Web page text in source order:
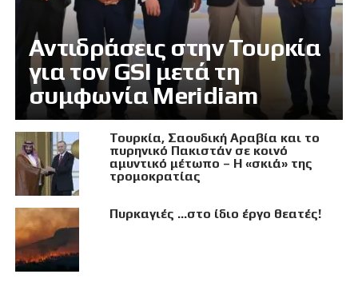
Αντιδράσεις στην Τουρκία
για τον GSI μετά τη
συμφωνία Meridiam
Τουρκία, Σαουδική Αραβία και το
πυρηνικό Πακιστάν σε κοινό
αμυντικό μέτωπο – Η «σκιά» της
τρομοκρατίας
Πυρκαγιές …στο ίδιο έργο θεατές!